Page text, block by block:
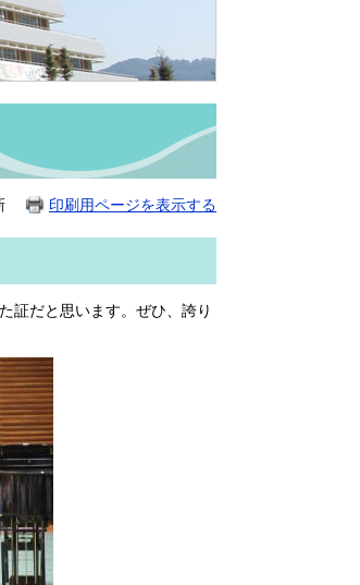
印刷用ページを表示する
証だと思います。ぜひ、誇り